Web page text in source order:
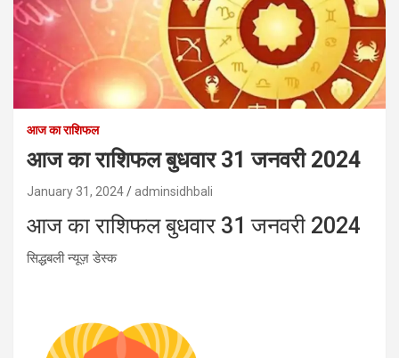
आज का राशिफल
आज का राशिफल बुधवार 31 जनवरी 2024
January 31, 2024 adminsidhbali
आज का राशिफल बुधवार 31 जनवरी 2024
सिद्धबली न्यूज़ डेस्क